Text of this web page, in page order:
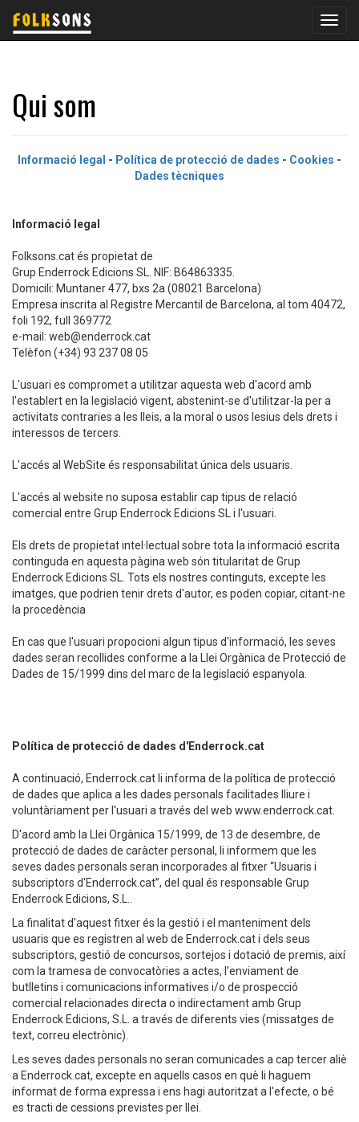
Obre
menú
Qui som
Informació legal - Política de protecció de dades - Cookies -
Dades tècniques
Informació legal
Folksons.cat és propietat de
Grup Enderrock Edicions SL. NIF: B64863335.
Domicili: Muntaner 477, bxs 2a (08021 Barcelona)
Empresa inscrita al Registre Mercantil de Barcelona, al tom 40472,
foli 192, full 369772
e-mail: web@enderrock.cat
Telèfon (+34) 93 237 08 05
L'usuari es compromet a utilitzar aquesta web d'acord amb
l'establert en la legislació vigent, abstenint-se d'utilitzar-la per a
activitats contraries a les lleis, a la moral o usos lesius dels drets i
interessos de tercers.
L'accés al WebSite és responsabilitat única dels usuaris.
L'accés al website no suposa establir cap tipus de relació
comercial entre Grup Enderrock Edicions SL i l'usuari.
Els drets de propietat intel·lectual sobre tota la informació escrita
continguda en aquesta pàgina web són titularitat de Grup
Enderrock Edicions SL. Tots els nostres continguts, excepte les
imatges, que podrien tenir drets d'autor, es poden copiar, citant-ne
la procedència
En cas que l'usuari propocioni algun tipus d'informació, les seves
dades seran recollides conforme a la Llei Orgànica de Protecció de
Dades de 15/1999 dins del marc de la legislació espanyola.
Política de protecció de dades d'Enderrock.cat
A continuació, Enderrock.cat li informa de la política de protecció
de dades que aplica a les dades personals facilitades lliure i
voluntàriament per l'usuari a través del web www.enderrock.cat.
D'acord amb la Llei Orgànica 15/1999, de 13 de desembre, de
protecció de dades de caràcter personal, li informem que les
seves dades personals seran incorporades al fitxer “Usuaris i
subscriptors d'Enderrock.cat”, del qual és responsable Grup
Enderrock Edicions, S.L..
La finalitat d'aquest fitxer és la gestió i el manteniment dels
usuaris que es registren al web de Enderrock.cat i dels seus
subscriptors, gestió de concursos, sortejos i dotació de premis, així
com la tramesa de convocatòries a actes, l'enviament de
butlletins i comunicacions informatives i/o de prospecció
comercial relacionades directa o indirectament amb Grup
Enderrock Edicions, S.L. a través de diferents vies (missatges de
text, correu electrònic).
Les seves dades personals no seran comunicades a cap tercer aliè
a Enderrock.cat, excepte en aquells casos en què li haguem
informat de forma expressa i ens hagi autoritzat a l'efecte, o bé
es tracti de cessions previstes per llei.